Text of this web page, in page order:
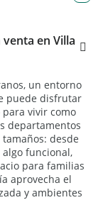
en Villa
un entorno
puede disfrutar
vivir como
departamentos
desde
funcional,
para familias
aprovecha el
y ambientes